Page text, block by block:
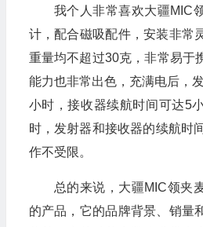
我个人非常喜欢大疆MIC
计，配合磁吸配件，安装非常
重量均不超过30克，非常易于
能力也非常出色，充满电后，
小时，接收器续航时间可达5
时，发射器和接收器的续航时
作不受限。
总的来说，大疆MIC领夹
的产品，它的品牌背景、销量
🧧